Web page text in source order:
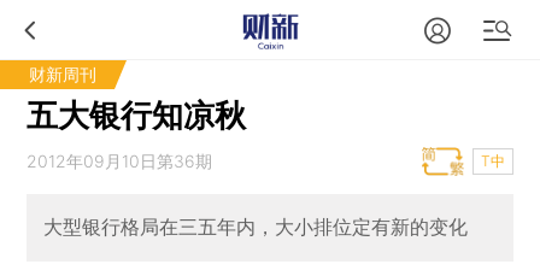
财新周刊
五大银行知凉秋
2012年09月10日第36期 T中
大型银行格局在三五年内，大小排位定有新的变化